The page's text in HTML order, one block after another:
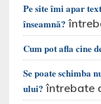
Pe site îmi apar
înseamnă?
Cum pot afla cine
Se poate schimba
ului? întrebate